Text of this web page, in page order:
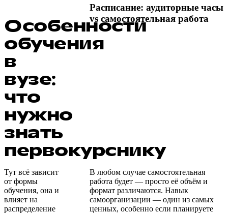
Особенности
обучения
в
вузе:
что
нужно
знать
первокурснику
Расписание: аудиторные часы
vs самостоятельная работа
Тут всё зависит
от формы
обучения, она и
влияет на
распределение
В любом случае самостоятельная
работа будет — просто её объём и
формат различаются. Навык
самоорганизации — один из самых
ценных, особенно если планируете